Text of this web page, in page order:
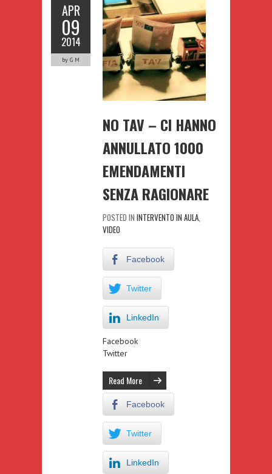
APR
09
2014
by G M
NO TAV – CI HANNO
ANNULLATO 1000
EMENDAMENTI
SENZA RAGIONARE
POSTED IN INTERVENTO IN AULA
VIDEO
Facebook
Twitter
LinkedIn
Facebook
Twitter
Read More
Facebook
Twitter
LinkedIn